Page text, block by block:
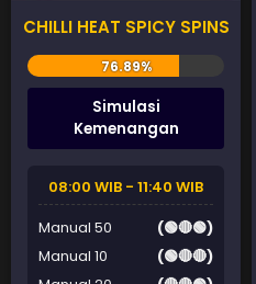
CHILLI HEAT SPICY SPINS
Simulasi
Kemenangan
08:00 WIB - 11:40 WIB
Manual 50
(🟢🔴🟢)
Manual 10
(🟢🔴🔴)